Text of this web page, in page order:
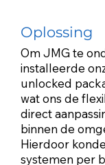
Oplossing
Om JMG te
installeerde
unlocked
wat ons de
direct
binnen de
Hierdoor
systemen per